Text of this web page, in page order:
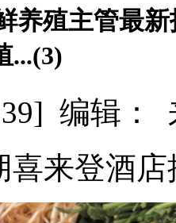
养殖主管最
...(3)
编辑
喜来登酒